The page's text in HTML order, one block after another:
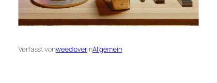
Verfasst vonweedloverinAllgemein